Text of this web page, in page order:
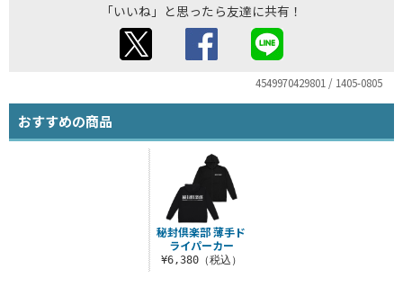
「いいね」と思ったら友達に共有！
4549970429801 / 1405-0805
おすすめの商品
秘封倶楽部 薄手ド
ライパーカー
¥6,380（税込）